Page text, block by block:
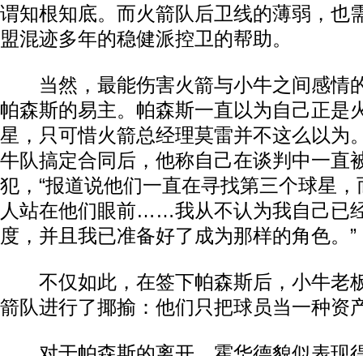
谓知根知底。而火箭队后卫线的薄弱，也
盟混迹多年的稳健派控卫的帮助。
当然，最能伤害火箭与小牛之间感情
帕森斯的易主。帕森斯一直以为自己正是
星，只可惜火箭总经理莫雷并不这么以为
牛队搞定合同后，他称自己在谈判中一直
犯，“报道说他们一直在寻找第三个球星
人站在他们眼前……我从不认为我自己已
度，并且我已准备好了成为那样的角色。”
不仅如此，在签下帕森斯后，小牛老
箭队进行了揶揄：他们只把球员当一种资